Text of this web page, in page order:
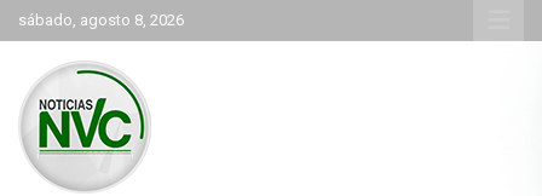
Saltar
al
contenido
sábado, agosto 8, 2026